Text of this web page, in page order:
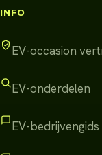
INFO
EV-occasion
EV-onderdelen
EV-bedrijvengids